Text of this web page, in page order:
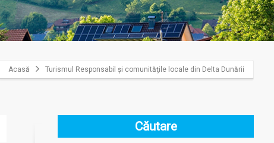
Acasă Turismul Responsabil şi comunităţile locale din Delta Dunării
Căutare